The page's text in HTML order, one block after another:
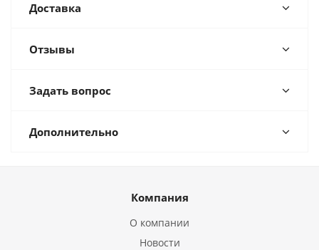
Доставка
Отзывы
Задать вопрос
Дополнительно
Компания
О компании
Новости